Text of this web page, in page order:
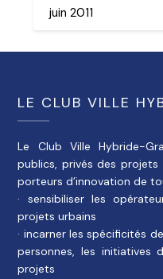
juin 2011
LE CLUB VILLE
Le Club Ville Hybride-
publics, privés des
porteurs d’innovation de
· sensibiliser les
projets urbains
· incarner les spécificités
personnes, les initiatives
projets